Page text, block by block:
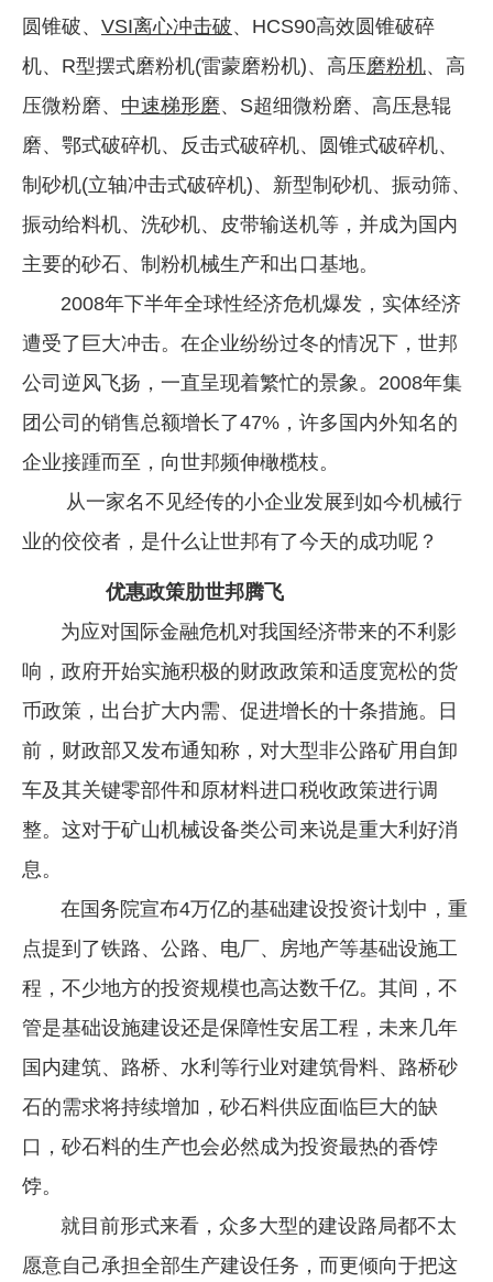
圆锥破、 VSI离心冲击破、HCS90高效圆锥破碎
机、R型摆式磨粉机(雷蒙磨粉机)、高压磨粉机、高
压微粉磨、 中速梯形磨、S超细微粉磨、高压悬辊
磨、鄂式破碎机、反击式破碎机、圆锥式破碎机、
制砂机(立轴冲击式破碎机)、新型制砂机、振动筛、
振动给料机、洗砂机、皮带输送机等，并成为国内
主要的砂石、制粉机械生产和出口基地。
2008年下半年全球性经济危机爆发，实体经济
遭受了巨大冲击。在企业纷纷过冬的情况下，世邦
公司逆风飞扬，一直呈现着繁忙的景象。2008年集
团公司的销售总额增长了47%，许多国内外知名的
企业接踵而至，向世邦频伸橄榄枝。
从一家名不见经传的小企业发展到如今机械行
业的佼佼者，是什么让世邦有了今天的成功呢？
优惠政策肋世邦腾飞
为应对国际金融危机对我国经济带来的不利影
响，政府开始实施积极的财政政策和适度宽松的货
币政策，出台扩大内需、促进增长的十条措施。日
前，财政部又发布通知称，对大型非公路矿用自卸
车及其关键零部件和原材料进口税收政策进行调
整。这对于矿山机械设备类公司来说是重大利好消
息。
在国务院宣布4万亿的基础建设投资计划中，重
点提到了铁路、公路、电厂、房地产等基础设施工
程，不少地方的投资规模也高达数千亿。其间，不
管是基础设施建设还是保障性安居工程，未来几年
国内建筑、路桥、水利等行业对建筑骨料、路桥砂
石的需求将持续增加，砂石料供应面临巨大的缺
口，砂石料的生产也会必然成为投资最热的香饽
饽。
就目前形式来看，众多大型的建设路局都不太
愿意自己承担全部生产建设任务，而更倾向于把这